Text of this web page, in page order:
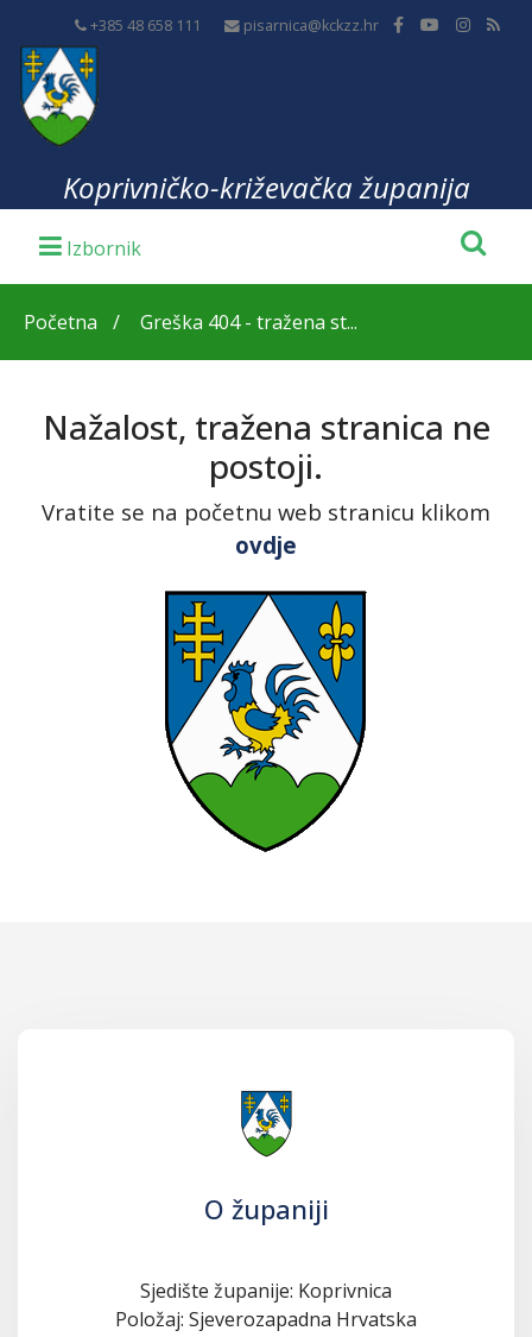
+385 48 658 111 pisarnica@kckzz.hr
Koprivničko-križevačka županija
Početna Greška 404 - tražena st...
Nažalost, tražena stranica ne
postoji.
Vratite se na početnu web stranicu klikom
ovdje
O županiji
Sjedište županije: Koprivnica
Položaj: Sjeverozapadna Hrvatska